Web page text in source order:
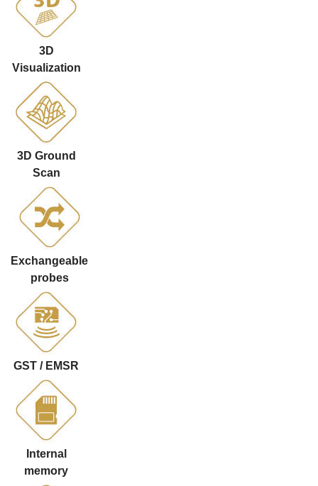
3D
Visualization
3D Ground
Scan
Exchangeable
probes
GST / EMSR
Internal
memory